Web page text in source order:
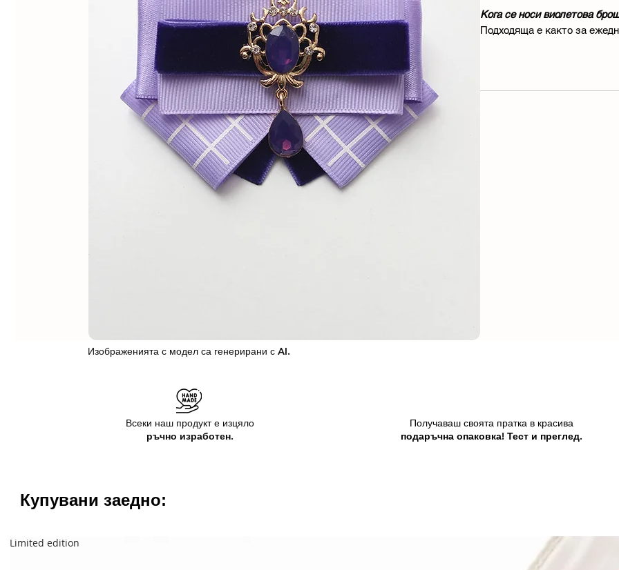
Кога се носи виолетова
Подходяща е както за
Изображенията с модел са генерирани с AI.
Всеки наш продукт е изцяло
ръчно изработен.
Получаваш своята пратка в красива
подаръчна опаковка! Тест и преглед.
Купувани заедно:
Limited edition